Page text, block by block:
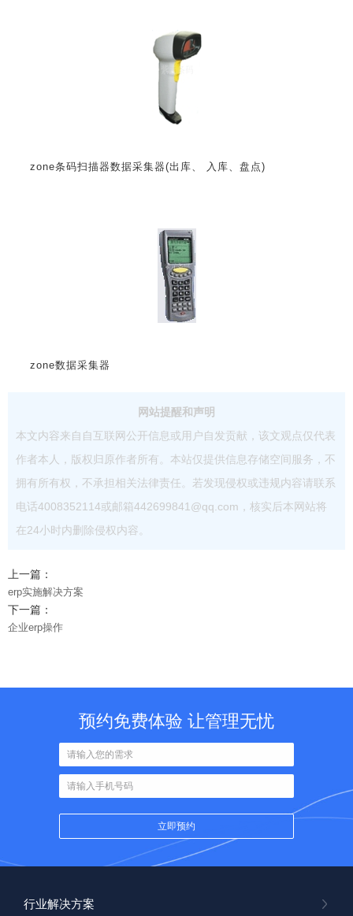
zone条码扫描器数据采集器(出库、 入库、盘点)
zone数据采集器
网站提醒和声明
本文内容来自自互联网公开信息或用户自发贡献，该文观点仅代表
作者本人，版权归原作者所有。本站仅提供信息存储空间服务，不
拥有所有权，不承担相关法律责任。若发现侵权或违规内容请联系
电话4008352114或邮箱442699841@qq.com，核实后本网站将
在24小时内删除侵权内容。
上一篇：
erp实施解决方案
下一篇：
企业erp操作
预约免费体验 让管理无忧
行业解决方案